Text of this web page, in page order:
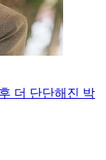
더 단단해진 박